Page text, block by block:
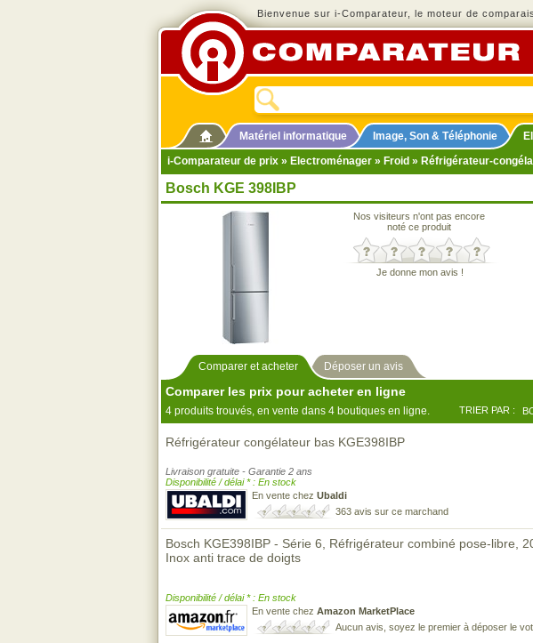
Bienvenue sur i-Comparateur, le moteur de
Matériel informatique Image, Son & Téléphonie
i-Comparateur de prix » Electroménager » Froid » Réfrigérateur-
Bosch KGE 398IBP
Nos visiteurs n'ont pas encore
noté ce produit
Je donne mon avis !
Comparer et acheter Déposer un avis
Comparer les prix pour acheter en ligne
4 produits trouvés, en vente dans 4 boutiques en ligne. TRIER PAR :
Réfrigérateur congélateur bas KGE398IBP
Livraison gratuite - Garantie 2 ans
Disponibilité / délai * : En stock
En vente chez Ubaldi
363 avis sur ce marchand
Bosch KGE398IBP - Série 6, Réfrigérateur combiné pose-libre,
Inox anti trace de doigts
Disponibilité / délai * : En stock
En vente chez Amazon MarketPlace
Aucun avis, soyez le premier à déposer le